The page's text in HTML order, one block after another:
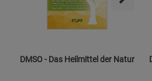
DMSO - Das Heilmittel der Natur